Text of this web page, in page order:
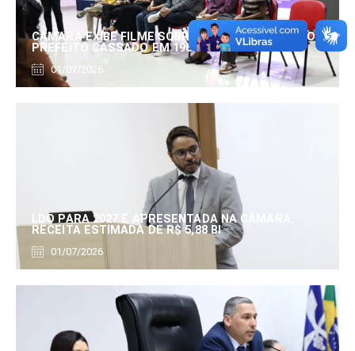
CÂMARA EXIBE FILME SOBRE EDUARDO SERRANO,
PREFEITO CASSADO EM 1960
01/07/2026
LDO PARA 2027 É APRESENTADA NA CÂMARA:
RECEITA ESTIMADA DE R$ 5,88 BI
01/07/2026